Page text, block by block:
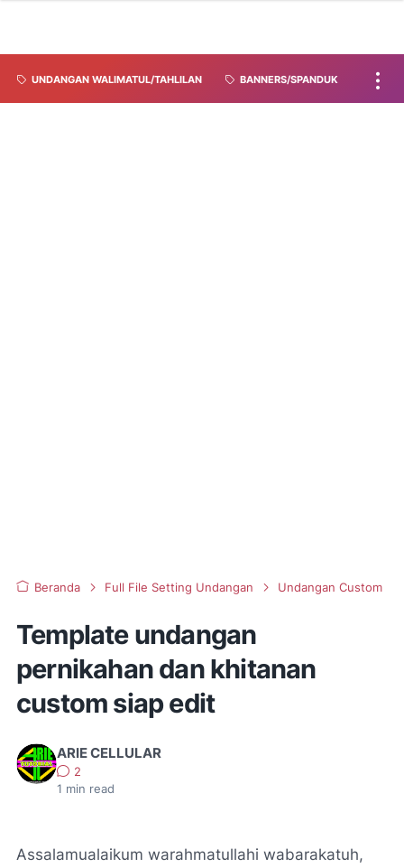
UNDANGAN WALIMATUL/TAHLILAN BANNERS/SPANDUK
Beranda Full File Setting Undangan Undangan Custom
Template undangan
pernikahan dan khitanan
custom siap edit
ARIE CELLULAR
2
1 min read
Assalamualaikum warahmatullahi wabarakatuh,